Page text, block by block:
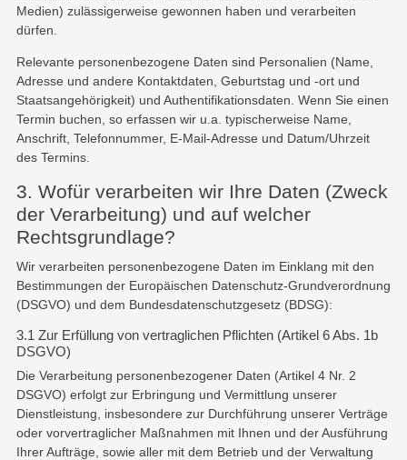
Medien) zulässigerweise gewonnen haben und verarbeiten
dürfen.
Relevante personenbezogene Daten sind Personalien (Name,
Adresse und andere Kontaktdaten, Geburtstag und -ort und
Staatsangehörigkeit) und Authentifikationsdaten. Wenn Sie einen
Termin buchen, so erfassen wir u.a. typischerweise Name,
Anschrift, Telefonnummer, E-Mail-Adresse und Datum/Uhrzeit
des Termins.
3. Wofür verarbeiten wir Ihre Daten (Zweck
der Verarbeitung) und auf welcher
Rechtsgrundlage?
Wir verarbeiten personenbezogene Daten im Einklang mit den
Bestimmungen der Europäischen Datenschutz-Grundverordnung
(DSGVO) und dem Bundesdatenschutzgesetz (BDSG):
3.1 Zur Erfüllung von vertraglichen Pflichten (Artikel 6 Abs. 1b
DSGVO)
Die Verarbeitung personenbezogener Daten (Artikel 4 Nr. 2
DSGVO) erfolgt zur Erbringung und Vermittlung unserer
Dienstleistung, insbesondere zur Durchführung unserer Verträge
oder vorvertraglicher Maßnahmen mit Ihnen und der Ausführung
Ihrer Aufträge, sowie aller mit dem Betrieb und der Verwaltung